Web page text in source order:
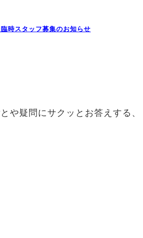
時スタッフ募集のお知らせ
や疑問にサクッとお答えする、